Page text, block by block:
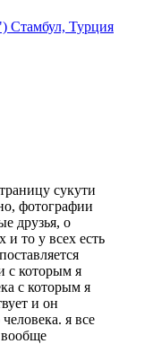
Стамбул, Турция
сукути
фотографии
друзья, о
и то у всех есть
с которым я
с которым я
и он
я все